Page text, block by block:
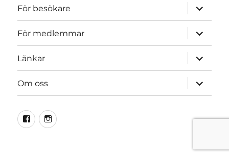
För besökare
För medlemmar
Länkar
Om oss
FacebookInstagram